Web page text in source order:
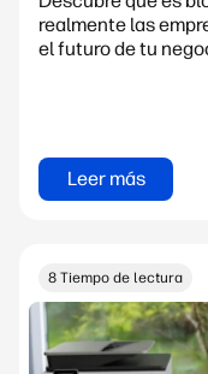
realmente las
el futuro de tu
Leer más
8 Tiempo de lectura